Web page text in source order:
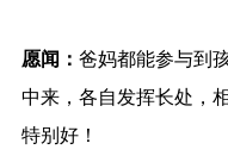
愿闻： 爸妈都能参与到
中来，各自发挥长处，
特别好！